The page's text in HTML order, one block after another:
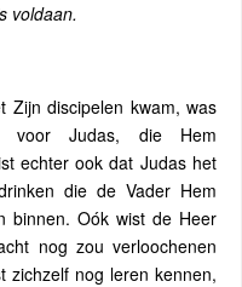
voldaan.
Zijn discipelen kwam, was
voor Judas, die Hem
echter ook dat Judas het
die de Vader Hem
binnen. Oók wist de Heer
nog zou verloochenen
zichzelf nog leren kennen,